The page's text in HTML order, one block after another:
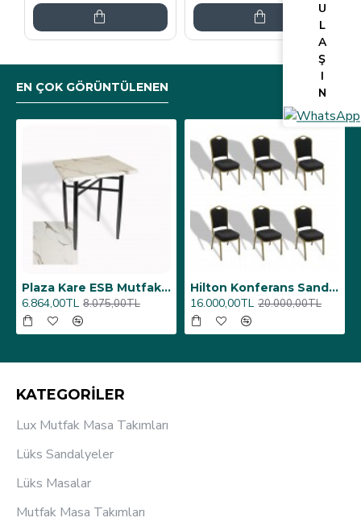
EN ÇOK GÖRÜNTÜLENEN
Plaza Kare ESB Mutfak Masası (Werzalit, Allzalit veya Wermodin Tablalı 80X80) - Afyon Mermer
6.864,00TL 8.075,00TL
Hilton Konferans Sandalye - Siyah (6 Adet)
16.000,00TL 20.000,00TL
KATEGORİLER
Lux Mutfak Masa Takımları
Lüks Sandalyeler
Lüks Masalar
Mutfak Masa Takımları
U
L
A
Ş
I
N